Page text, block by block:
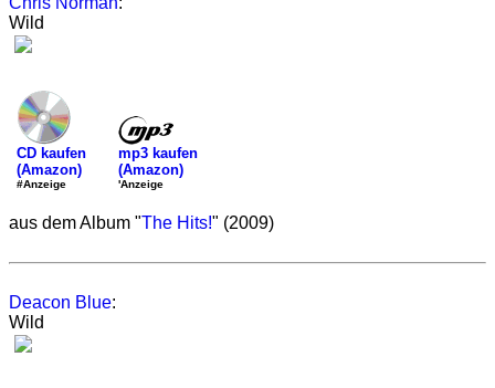
Wild
CD kaufen
(Amazon)
#Anzeige
mp3 kaufen
(Amazon)
'Anzeige
aus dem Album "The Hits!" (2009)
Deacon Blue:
Wild